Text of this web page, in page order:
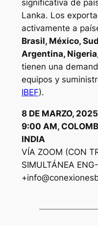
significativa de
Lanka. Los
activamente a
Brasil, México,
Argentina,
tienen una
equipos y
IBEF).
8 DE MARZO, 2025
9:00 AM,
INDIA
VÍA ZOOM (CON
SIMULTÁNEA